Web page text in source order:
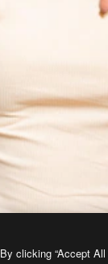
By clicking “Accept